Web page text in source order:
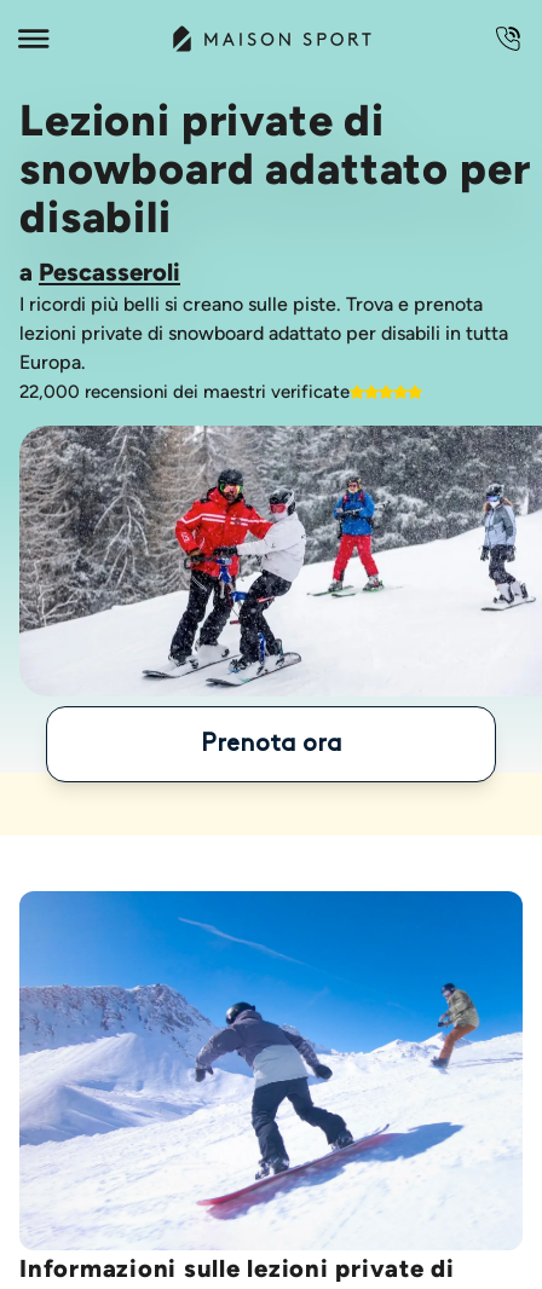
Lezioni private di
snowboard adattato per
disabili
a Pescasseroli
I ricordi più belli si creano sulle piste. Trova e prenota
lezioni private di snowboard adattato per disabili in tutta
Europa.
22,000 recensioni dei maestri verificate
Prenota ora
Informazioni sulle lezioni private di